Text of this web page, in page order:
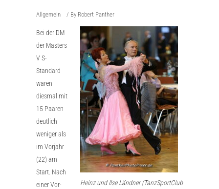
Allgemein By Robert Panther
Heinz und Ilse Ländner (TanzSportClub
Bei der DM
der Masters
V S-
Standard
waren
diesmal mit
15 Paaren
deutlich
weniger als
im Vorjahr
(22) am
Start. Nach
einer Vor-